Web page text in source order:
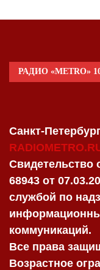
РАДИО «METRO»
Санкт-
Свидетельство
68943 от
службой по
коммуникаций.
Все права
Возрастное